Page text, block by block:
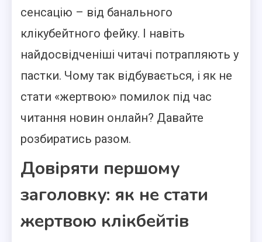
сенсацію – від банального
клікубейтного фейку. І навіть
найдосвідченіші читачі потрапляють у
пастки. Чому так відбувається, і як не
стати «жертвою» помилок під час
читання новин онлайн? Давайте
розбиратись разом.
Довіряти першому
заголовку: як не стати
жертвою клікбейтів